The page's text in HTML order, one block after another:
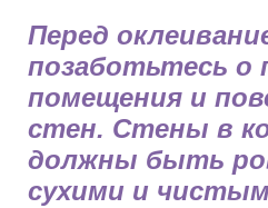
Перед
позаботьтесь о
помещения и
стен. Стены в
должны быть
сухими и